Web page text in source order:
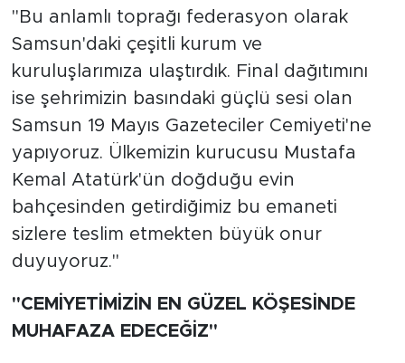
"Bu anlamlı toprağı federasyon olarak
Samsun'daki çeşitli kurum ve
kuruluşlarımıza ulaştırdık. Final dağıtımını
ise şehrimizin basındaki güçlü sesi olan
Samsun 19 Mayıs Gazeteciler Cemiyeti'ne
yapıyoruz. Ülkemizin kurucusu Mustafa
Kemal Atatürk'ün doğduğu evin
bahçesinden getirdiğimiz bu emaneti
sizlere teslim etmekten büyük onur
duyuyoruz."
"CEMİYETİMİZİN EN GÜZEL KÖŞESİNDE
MUHAFAZA EDECEĞİZ"